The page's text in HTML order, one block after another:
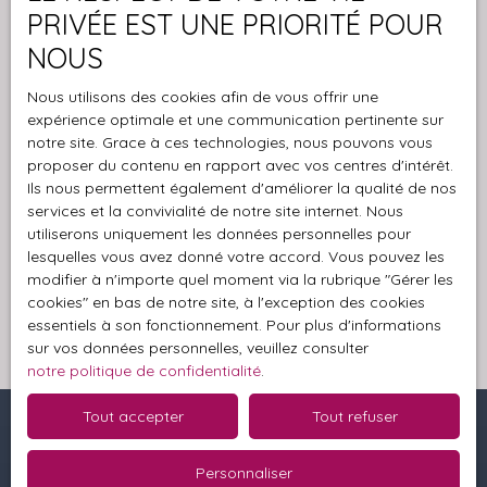
L223-1 du code de la consommation, sur le site
Internet www.bloctel.gouv.fr ou par courrier
adressé à :
Société Worldline, Service Bloctel, CS 61311, 41013
BLOIS CEDEX.
Pour en savoir plus sur le traitement de vos
données personnelles, veuillez consulter notre
politique de confidentialité.
Recevoir des annonces
Je recherche un bien
PRIVÉE EST UNE PRIORITÉ POUR
NOUS
Nous utilisons des cookies afin de vous offrir une
expérience optimale et une communication pertinente sur
notre site. Grace à ces technologies, nous pouvons vous
proposer du contenu en rapport avec vos centres d'intérêt.
Ils nous permettent également d'améliorer la qualité de nos
services et la convivialité de notre site internet. Nous
utiliserons uniquement les données personnelles pour
lesquelles vous avez donné votre accord. Vous pouvez les
modifier à n'importe quel moment via la rubrique ″Gérer les
cookies″ en bas de notre site, à l'exception des cookies
essentiels à son fonctionnement. Pour plus d'informations
sur vos données personnelles, veuillez consulter
notre politique de confidentialité.
Tout accepter Tout refuser
Personnaliser